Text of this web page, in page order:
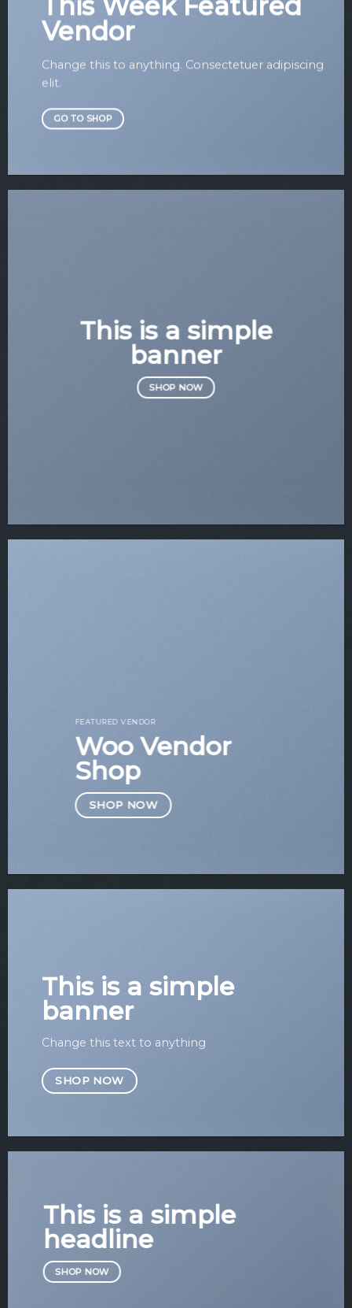
This Week Featured
Vendor
Change this to anything. Consectetuer adipiscing
elit.
GO TO SHOP
This is a simple
banner
SHOP NOW
FEATURED VENDOR
Woo Vendor
Shop
SHOP NOW
This is a simple
banner
Change this text to anything
SHOP NOW
This is a simple
headline
SHOP NOW